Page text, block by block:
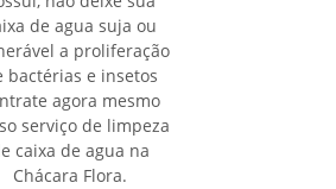
de agua suja ou
a proliferação
bactérias e insetos
agora mesmo
serviço de limpeza
caixa de agua na
Chácara Flora.